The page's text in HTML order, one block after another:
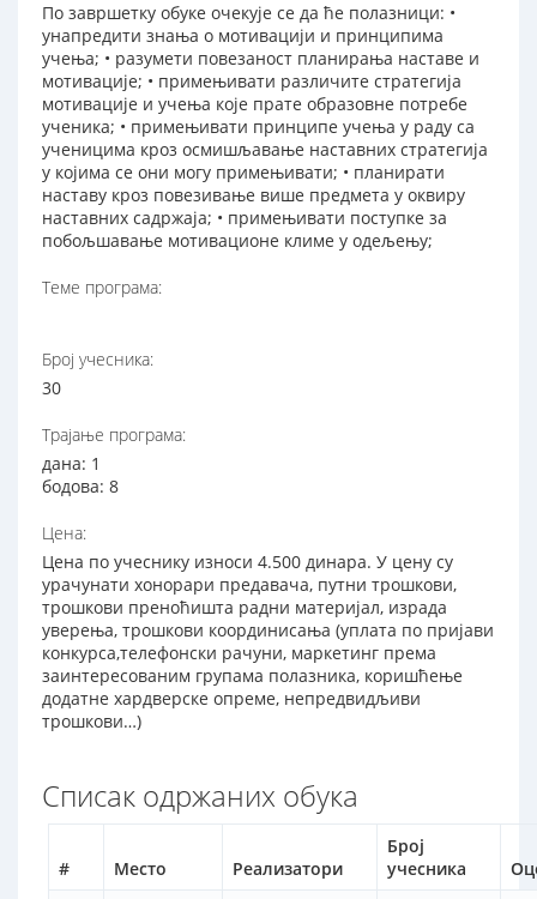
По завршетку обуке очекује се да ће полазници: •
унапредити знања о мотивацији и принципима
учења; • разумети повезаност планирања наставе и
мотивације; • примењивати различите стратегија
мотивације и учења које прате образовне потребе
ученика; • примењивати принципе учења у раду са
ученицима кроз осмишљавање наставних стратегија
у којима се они могу примењивати; • планирати
наставу кроз повезивање више предмета у оквиру
наставних садржаја; • примењивати поступке за
побољшавање мотивационе климе у одељењу;
Теме програма:
Број учесника:
30
Трајање програма:
дана: 1
бодова: 8
Цена:
Цена по учеснику износи 4.500 динара. У цену су
урачунати хонорари предавача, путни трошкови,
трошкови преноћишта радни материјал, израда
уверења, трошкови координисања (уплата по пријави
конкурса,телефонски рачуни, маркетинг према
заинтересованим групама полазника, коришћење
додатне хардверске опреме, непредвидљиви
трошкови…)
Списак одржаних обука
# Место Реализатори
Број
учесника